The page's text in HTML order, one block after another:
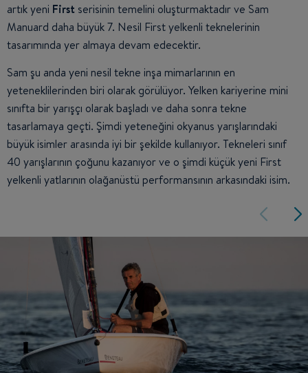
artık yeni First serisinin temelini oluşturmaktadır ve Sam
Manuard daha büyük 7. Nesil First yelkenli teknelerinin
tasarımında yer almaya devam edecektir.
Sam şu anda yeni nesil tekne inşa mimarlarının en
yeteneklilerinden biri olarak görülüyor. Yelken kariyerine mini
sınıfta bir yarışçı olarak başladı ve daha sonra tekne
tasarlamaya geçti. Şimdi yeteneğini okyanus yarışlarındaki
büyük isimler arasında iyi bir şekilde kullanıyor. Tekneleri sınıf
40 yarışlarının çoğunu kazanıyor ve o şimdi küçük yeni First
yelkenli yatlarının olağanüstü performansının arkasındaki isim.